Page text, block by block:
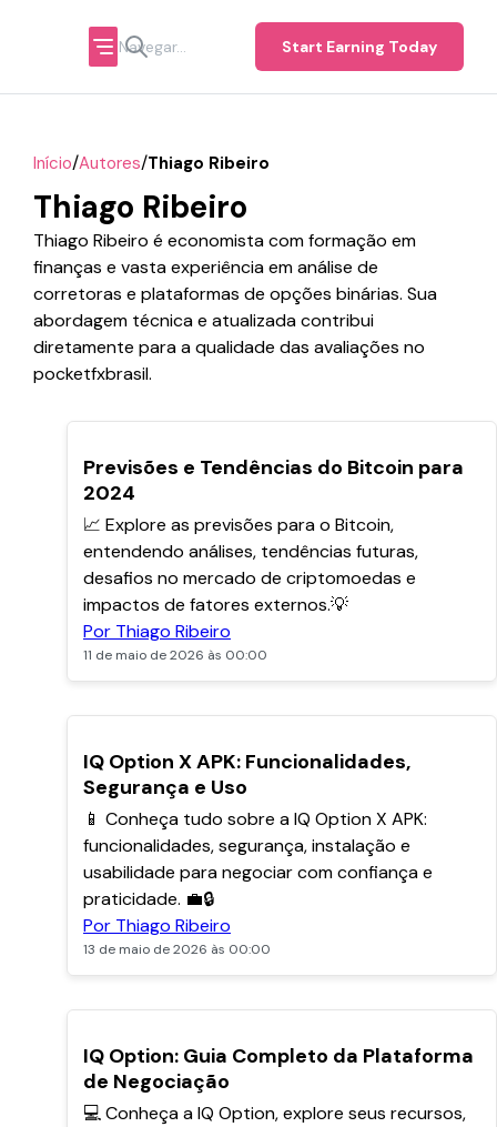
Start Earning Today
Início/Autores/Thiago Ribeiro
Thiago Ribeiro
Thiago Ribeiro é economista com formação em
finanças e vasta experiência em análise de
corretoras e plataformas de opções binárias. Sua
abordagem técnica e atualizada contribui
diretamente para a qualidade das avaliações no
pocketfxbrasil.
Previsões e Tendências do Bitcoin para
2024
📈 Explore as previsões para o Bitcoin,
entendendo análises, tendências futuras,
desafios no mercado de criptomoedas e
impactos de fatores externos.💡
Por Thiago Ribeiro
11 de maio de 2026 às 00:00
POPULARES
IQ Option X APK: Funcionalidades,
Segurança e Uso
📱 Conheça tudo sobre a IQ Option X APK:
funcionalidades, segurança, instalação e
usabilidade para negociar com confiança e
praticidade. 💼🔒
Por Thiago Ribeiro
13 de maio de 2026 às 00:00
POPULARES
IQ Option: Guia Completo da Plataforma
de Negociação
💻 Conheça a IQ Option, explore seus recursos,